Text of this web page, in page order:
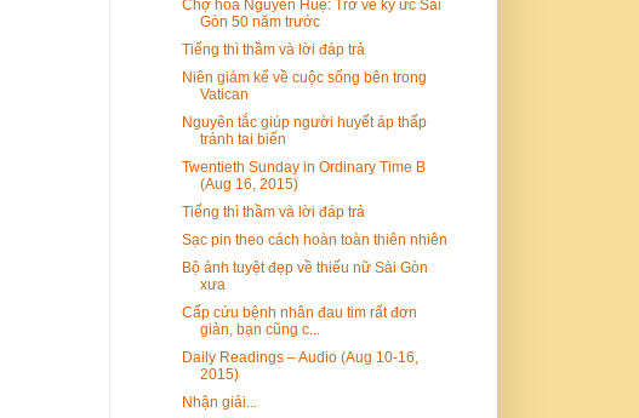
Chợ hoa Nguyễn Huệ: Trở về ký ức Sài
Gòn 50 năm trước
Tiếng thì thầm và lời đáp trả
Niên giám kể về cuộc sống bên trong
Vatican
Nguyên tắc giúp người huyết áp thấp
tránh tai biến
Twentieth Sunday in Ordinary Time B
(Aug 16, 2015)
Tiếng thì thầm và lời đáp trả
Sạc pin theo cách hoàn toàn thiên nhiên
Bộ ảnh tuyệt đẹp về thiếu nữ Sài Gòn
xưa
Cấp cứu bệnh nhân đau tim rất đơn
giản, bạn cũng c...
Daily Readings – Audio (Aug 10-16,
2015)
Nhận giải...